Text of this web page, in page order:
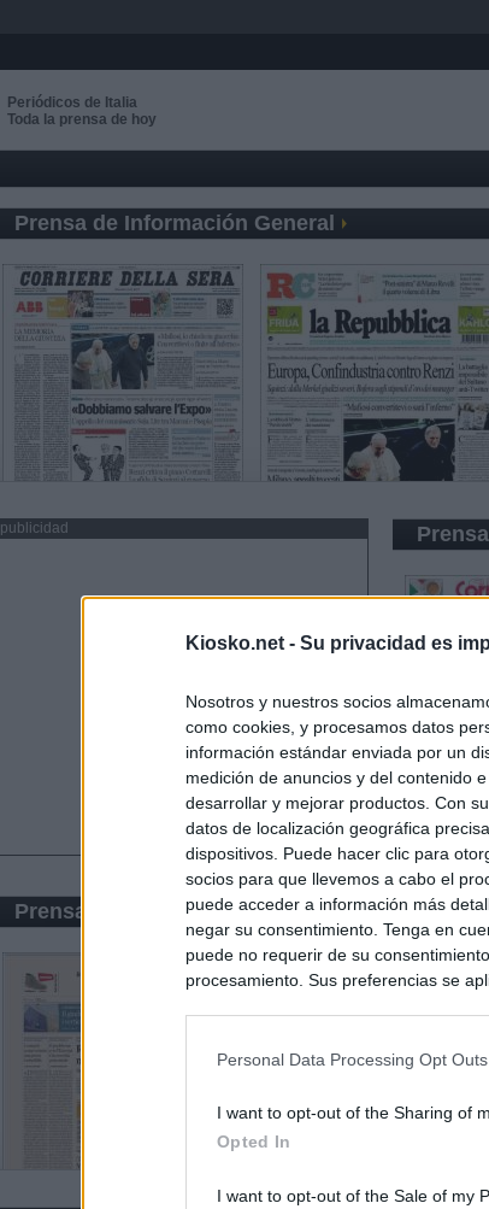
Kiosko.net - Su privacidad es
Nosotros y nuestros socios
como cookies, y procesamos datos
información estándar enviada por un
medición de anuncios y del contenido
desarrollar y mejorar productos. Con
datos de localización geográfica
dispositivos. Puede hacer clic para
socios para que llevemos a cabo el
puede acceder a información más
negar su consentimiento. Tenga en
puede no requerir de su
procesamiento. Sus preferencias se
Personal Data Processing Opt Outs
I want to opt-out of the Sharing of
Opted In
I want to opt-out of the Sale of my
Periódicos de Italia
Toda la prensa de hoy
Prensa de Información General
publicidad
Prensa Económica